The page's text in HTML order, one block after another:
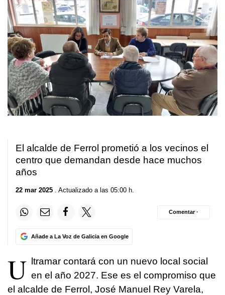
El alcalde de Ferrol prometió a los vecinos el
centro que demandan desde hace muchos
años
22 mar 2025 . Actualizado a las 05:00 h.
Añade a La Voz de Galicia en Google
Comentar ·
U ltramar contará con un nuevo local social
en el año 2027. Ese es el compromiso que
el alcalde de Ferrol, José Manuel Rey Varela,